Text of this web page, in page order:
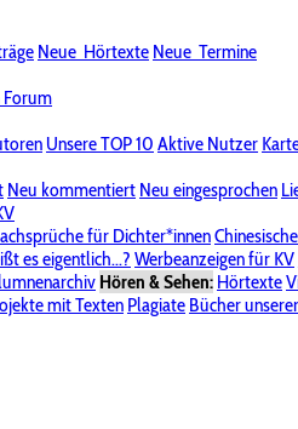
Neue Hörtexte Neue Termine
Forum
Unsere TOP 10 Aktive Nutzer
Neu kommentiert Neu eingesprochen
für Dichter*innen
es eigentlich...? Werbeanzeigen für KV
Hören & Sehen: Hörtexte
mit Texten Plagiate Bücher
& Schreiberei"
Alle Wege führen zu KVPasswort
Impressum